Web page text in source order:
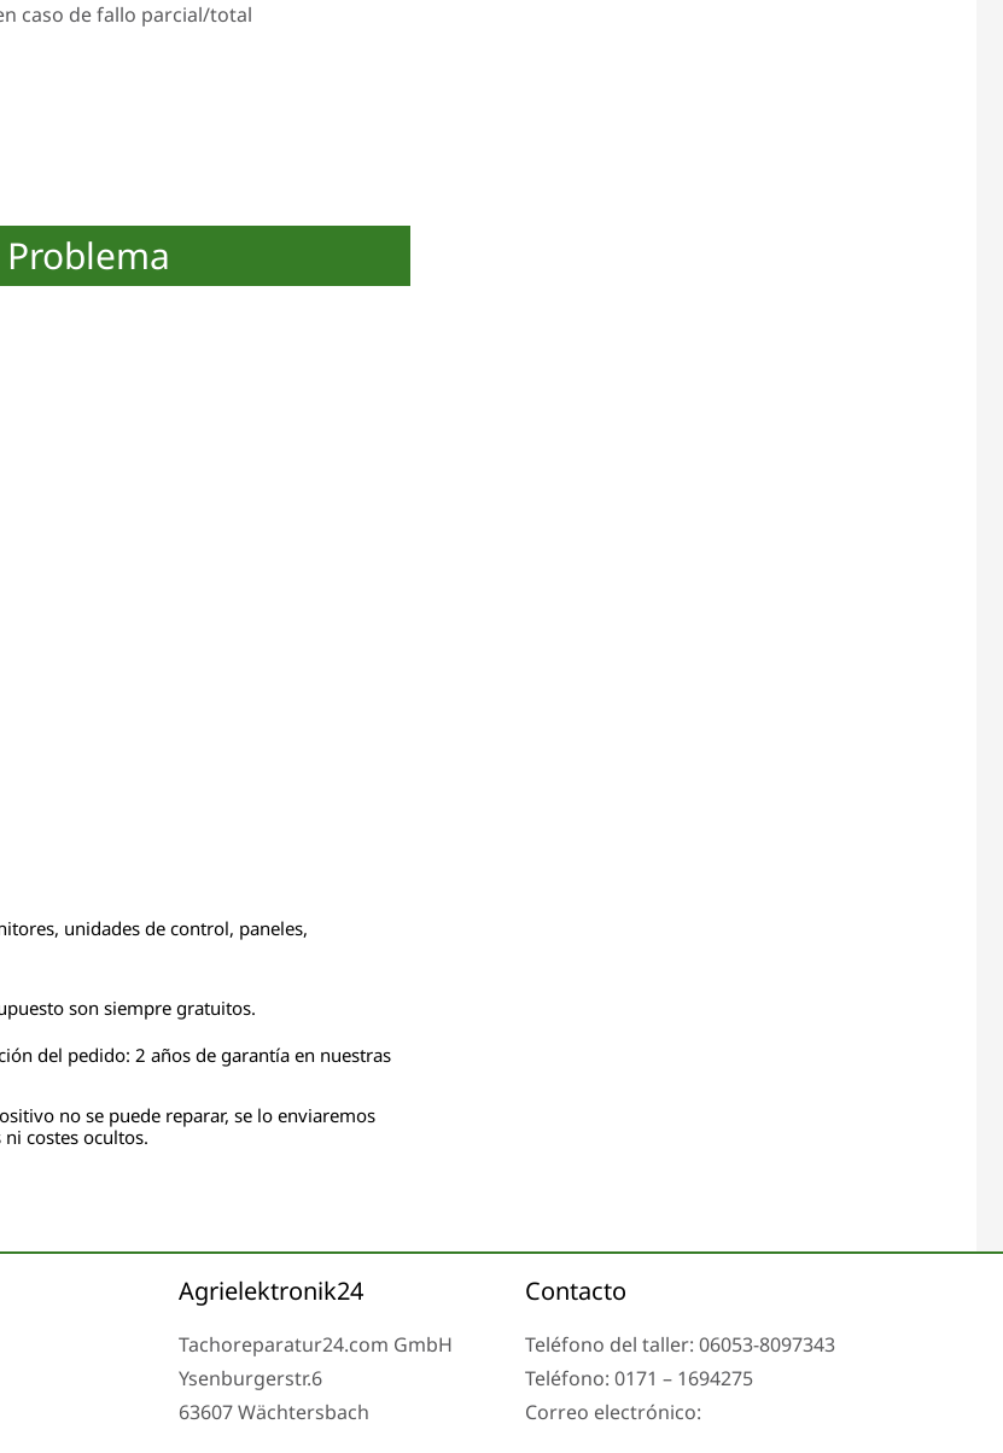
caso de fallo parcial/total
unidades de control, paneles,
son siempre gratuitos.
del pedido: 2 años de garantía en nuestras
no se puede reparar, se lo enviaremos
costes ocultos.
Agrielektronik24
Tachoreparatur24.com GmbH
Ysenburgerstr.6
63607 Wächtersbach
Contacto
Teléfono del taller: 06053-8097343
Teléfono: 0171 – 1694275
Correo electrónico: